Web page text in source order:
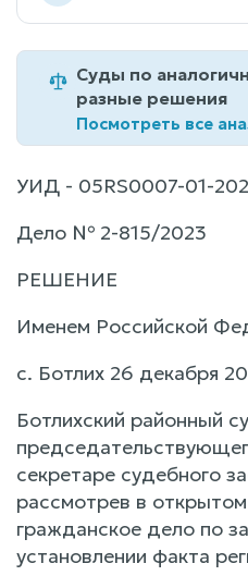
Суды по
разные решения
Посмотреть все
УИД - 05RS0007-01-
Дело № 2-815/2023
РЕШЕНИЕ
Именем Российской
с. Ботлих 26 декабря
Ботлихский районный
секретаре судебного
рассмотрев в
гражданское дело по
установлении факта